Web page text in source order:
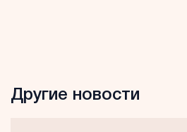
Другие новости